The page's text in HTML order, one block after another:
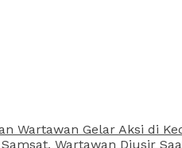
Wartawan Gelar Aksi di
Wartawan Diusir